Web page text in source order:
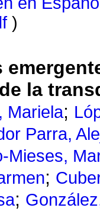
)
la
Mariela;
Parra,
Mieses,
;
;